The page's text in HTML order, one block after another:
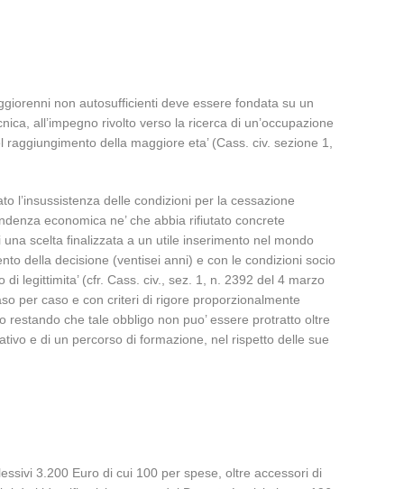
non autosufficienti deve essere fondata su un
all’impegno rivolto verso la ricerca di un’occupazione
della maggiore eta’ (Cass. civ. sezione 1,
l’insussistenza delle condizioni per la cessazione
economica ne’ che abbia rifiutato concrete
scelta finalizzata a un utile inserimento nel mondo
della decisione (ventisei anni) e con le condizioni socio
legittimita’ (cfr. Cass. civ., sez. 1, n. 2392 del 4 marzo
per caso e con criteri di rigore proporzionalmente
restando che tale obbligo non puo’ essere protratto oltre
e di un percorso di formazione, nel rispetto delle sue
3.200 Euro di cui 100 per spese, oltre accessori di